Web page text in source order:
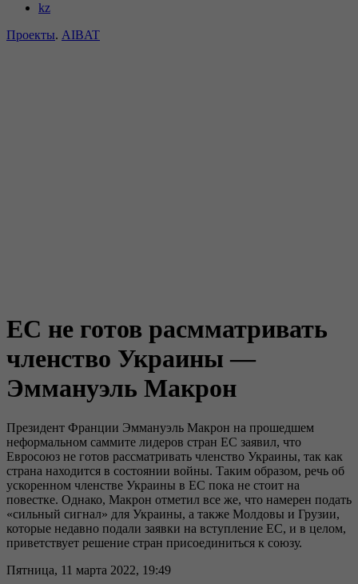
kz
Проекты. AIBAT
ЕС не готов расмматривать
членство Украины —
Эммануэль Макрон
Президент Франции Эммануэль Макрон на прошедшем
неформальном саммите лидеров стран ЕС заявил, что
Евросоюз не готов рассматривать членство Украины, так как
страна находится в состоянии войны. Таким образом, речь об
ускоренном членстве Украины в ЕС пока не стоит на
повестке. Однако, Макрон отметил все же, что намерен подать
«сильный сигнал» для Украины, а также Молдовы и Грузии,
которые недавно подали заявки на вступление ЕС, и в целом,
приветствует решение стран присоединиться к союзу.
Пятница, 11 марта 2022, 19:49